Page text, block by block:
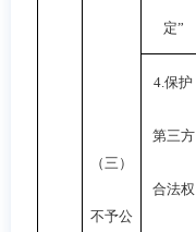
（三）
不予公
定”
4.保护
第三方
合法权